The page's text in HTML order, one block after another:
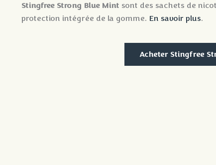
Stingfree Strong Blue Mint sont des sachets de
protection intégrée de la gomme. En savoir plus.
Acheter Stingfree